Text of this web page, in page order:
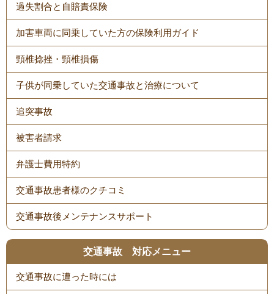
過失割合と自賠責保険
加害車両に同乗していた方の保険利用ガイド
頸椎捻挫・頸椎損傷
子供が同乗していた交通事故と治療について
追突事故
被害者請求
弁護士費用特約
交通事故患者様のクチコミ
交通事故後メンテナンスサポート
交通事故 対応メニュー
交通事故に遭った時には